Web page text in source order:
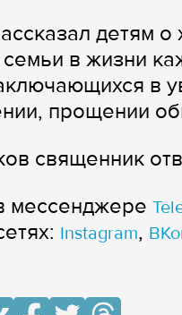
детям о
в жизни
в
прощении
священник
мессенджере
Instagram,